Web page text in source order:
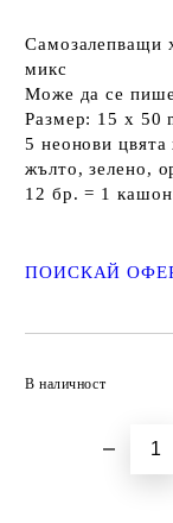
Самозалепващи
микс
Може да се
Размер: 15 х 50
5 неонови
жълто, зелено,
12 бр. = 1 кашон
ПОИСКАЙ
В наличност